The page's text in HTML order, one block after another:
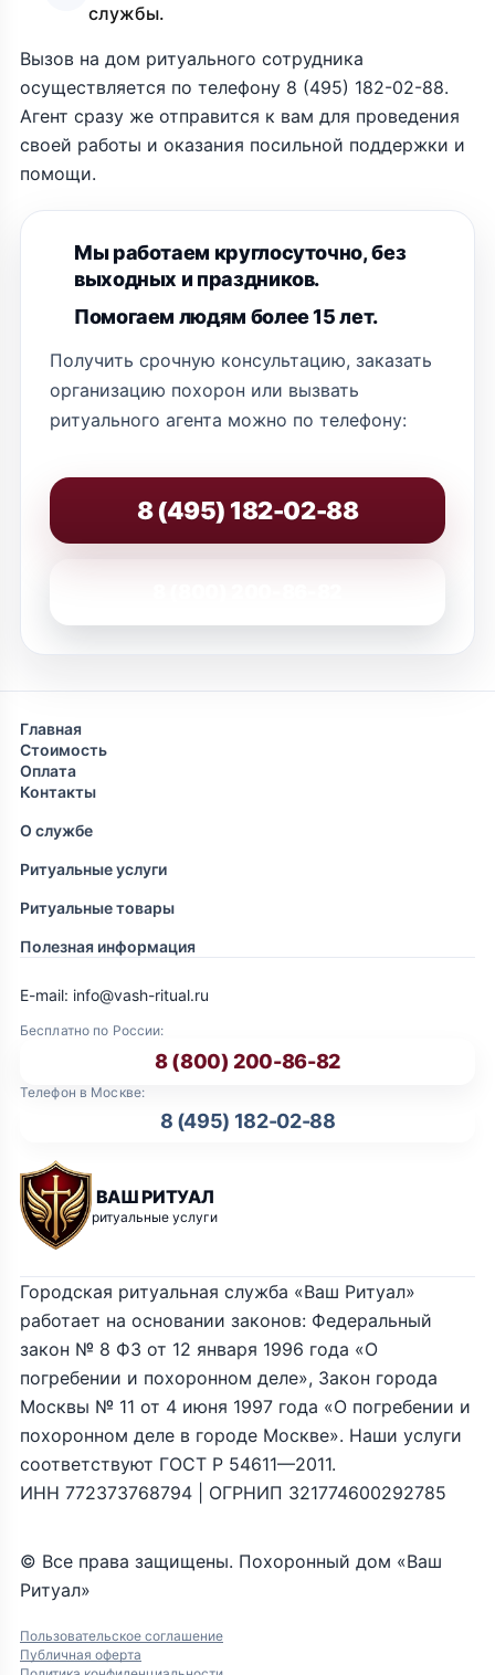
службы.
Вызов на дом ритуального сотрудника
осуществляется по телефону 8 (495) 182-02-88.
Агент сразу же отправится к вам для проведения
своей работы и оказания посильной поддержки и
помощи.
Мы работаем круглосуточно, без
выходных и праздников.
Помогаем людям более 15 лет.
Получить срочную консультацию, заказать
организацию похорон или вызвать
ритуального агента можно по телефону:
8 (495) 182-02-88
Главная
Стоимость
Оплата
Контакты
О службе
Ритуальные услуги
Ритуальные товары
Полезная информация
ВАШ РИТУАЛ
ритуальные услуги
Бесплатно по России:
8 (800) 200-86-82
Телефон в Москве:
8 (495) 182-02-88
E-mail: info@vash-ritual.ru
© Все права защищены. Похоронный дом «Ваш
Ритуал»
Пользовательское соглашение
Публичная оферта
Городская ритуальная служба «Ваш Ритуал»
работает на основании законов: Федеральный
закон № 8 ФЗ от 12 января 1996 года «О
погребении и похоронном деле», Закон города
Москвы № 11 от 4 июня 1997 года «О погребении и
похоронном деле в городе Москве». Наши услуги
соответствуют ГОСТ Р 54611—2011.
ИНН 772373768794 | ОГРНИП 321774600292785